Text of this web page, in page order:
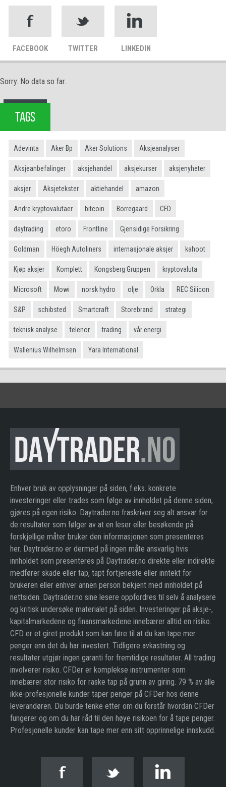
FACEBOOK TWITTER LINKEDIN
Sorry. No data so far.
TAGS
Adevinta Aker Bp Aker Solutions Aksjeanalyser
Aksjeanbefalinger aksjehandel aksjekurser aksjenyheter
aksjer Aksjetekster aktiehandel amazon
Andre kryptovalutaer bitcoin Borregaard CFD
daytrading etoro Frontline Gjensidige Forsikring
Goldman Höegh Autoliners internasjonale aksjer kahoot
Kjøp aksjer Komplett Kongsberg Gruppen kryptovaluta
Microsoft Mowi norsk hydro olje Orkla REC Silicon
S&P schibsted Smartcraft Storebrand strategi
teknisk analyse telenor trading vår energi
Wallenius Wilhelmsen Yara International
Enhver bruk av opplysninger på siden, f.eks. konkrete
investeringer eller trades som følge av innholdet på denne siden,
gjøres på egen risiko. Daytrader.no fraskriver seg alt ansvar for
de resultater som følger av at en leser eller besøkende på
forskjellige måter bruker den informasjonen som presenteres
her. Daytrader.no er dermed på ingen måte ansvarlig hvis
innholdet som presenteres på Daytrader.no direkte eller indirekte
medfører skade eller tap, tapt fortjeneste eller inntekt for
brukeren eller enhver annen person bekjent med innholdet på
nettsiden. Daytrader.no sine lesere oppfordres til selv å analysere
og kritisk undersøke materialet på siden. Investeringer på aksje-,
kapitalmarkedene og finansmarkedene innebærer alltid en risiko.
CFD er et giret produkt som kan føre til at du kan tape mer
penger enn det du har investert. Tidligere avkastning og
resultater utgjør ingen garanti for fremtidige resultater. All trading
involverer risiko. CFDer er komplekse instrumenter som
innebærer stor risiko for raske tap på grunn av giring. 79 % av alle
ikke-profesjonelle kunder taper penger på CFDer hos denne
leverandøren. Du burde tenke etter om du forstår hvordan CFDer
fungerer og om du har råd til den høye risikoen for å tape penger.
Profesjonelle kunder kan tape mer enn sitt opprinnelige innskudd.